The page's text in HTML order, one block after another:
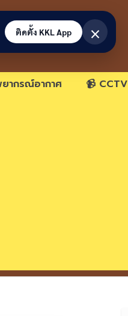
ากรณ์อากาศ 📹 CCTV
ติดตั้ง KKL App ×